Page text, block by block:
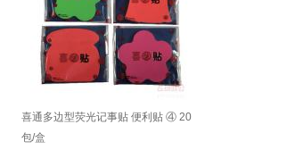
喜通多边型荧光记事贴 便利贴 ④ 20
包/盒